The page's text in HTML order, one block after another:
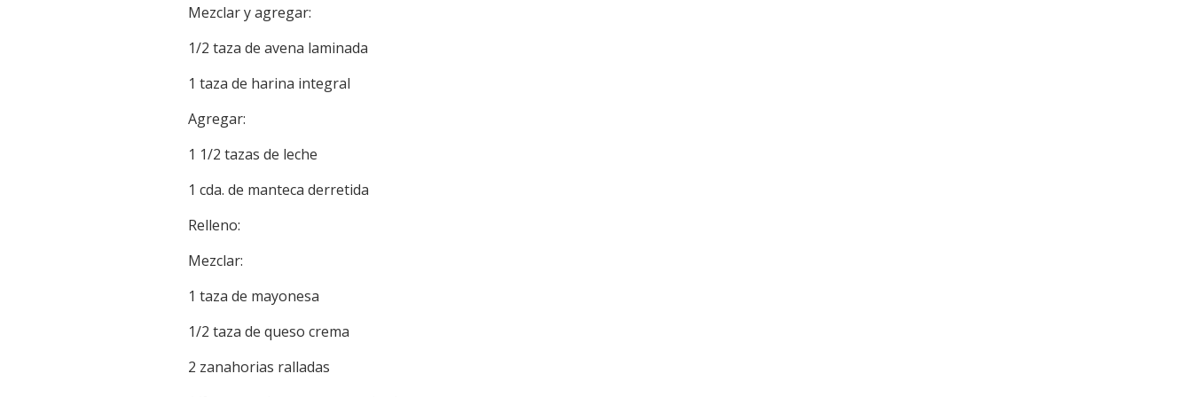
Mezclar y agregar:
1/2 taza de avena laminada
1 taza de harina integral
Agregar:
1 1/2 tazas de leche
1 cda. de manteca derretida
Relleno:
Mezclar:
1 taza de mayonesa
1/2 taza de queso crema
2 zanahorias ralladas